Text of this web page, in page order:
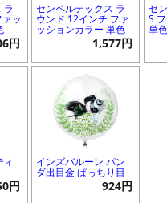
ラ
ッ
円
センペルテックス ラ
ウンド 12インチ ファ
ッションカラー 単色
1,577円
セ
S
単色
ィ
円
インズバルーン パン
ダ出目金 ぱっちり目
924円